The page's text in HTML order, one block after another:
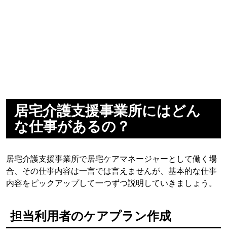
居宅介護支援事業所にはどん
な仕事があるの？
居宅介護支援事業所で居宅ケアマネージャーとして働く場
合、その仕事内容は一言では言えませんが、基本的な仕事
内容をピックアップして一つずつ説明していきましょう。
担当利用者のケアプラン作成